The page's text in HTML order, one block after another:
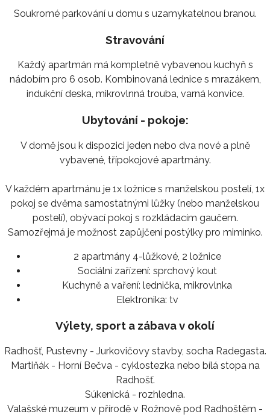
Soukromé parkování u domu s uzamykatelnou branou.
Stravování
Každý apartmán má kompletně vybavenou kuchyň s
nádobím pro 6 osob. Kombinovaná lednice s mrazákem,
indukční deska, mikrovlnná trouba, varná konvice.
Ubytování - pokoje:
V domě jsou k dispozici jeden nebo dva nové a plně
vybavené, třípokojové apartmány.
V každém apartmánu je 1x ložnice s manželskou postelí, 1x
pokoj se dvěma samostatnými lůžky (nebo manželskou
postelí), obývací pokoj s rozkládacím gaučem.
Samozřejmá je možnost zapůjčení postýlky pro miminko.
2 apartmány 4-lůžkové, 2 ložnice
Sociální zařízení: sprchový kout
Kuchyně a vaření: lednička, mikrovlnka
Elektronika: tv
Výlety, sport a zábava v okolí
Radhošť, Pustevny - Jurkovičovy stavby, socha Radegasta.
Martiňák - Horní Bečva - cyklostezka nebo bílá stopa na
Radhošť.
Súkenická - rozhledna.
Valašské muzeum v přírodě v Rožnově pod Radhoštěm -